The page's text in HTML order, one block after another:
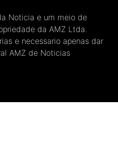
Noticia e um meio de
da AMZ Ltda.
e necessario apenas dar
AMZ de Noticias